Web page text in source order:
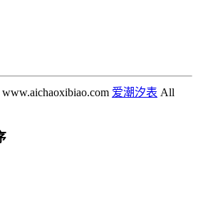
爱潮汐表 All